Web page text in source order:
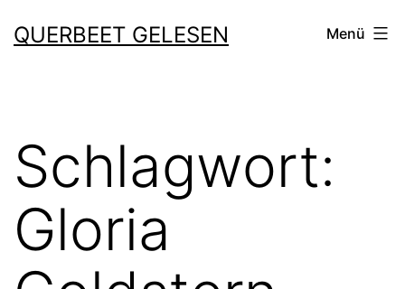
Inhalt
QUERBEET GELESEN Menü
Schlagwort:
Gloria